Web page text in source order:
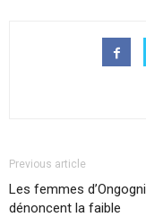
Previous article
Les femmes d’Ongogni
dénoncent la faible